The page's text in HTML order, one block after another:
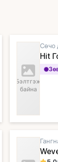
Бэлтгэж
байна
Сөчо
Hit